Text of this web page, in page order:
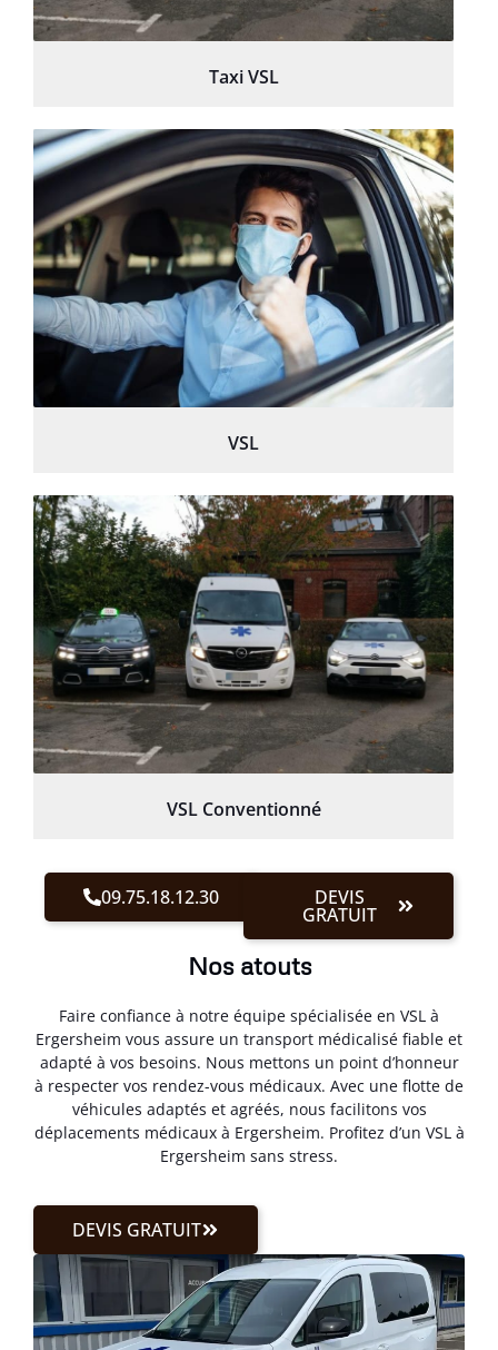
Taxi VSL
VSL
VSL Conventionné
09.75.18.12.30 DEVIS
GRATUIT
Nos atouts
Faire confiance à notre équipe spécialisée en VSL à
Ergersheim vous assure un transport médicalisé fiable et
adapté à vos besoins. Nous mettons un point d’honneur
à respecter vos rendez-vous médicaux. Avec une flotte de
véhicules adaptés et agréés, nous facilitons vos
déplacements médicaux à Ergersheim. Profitez d’un VSL à
Ergersheim sans stress.
DEVIS GRATUIT